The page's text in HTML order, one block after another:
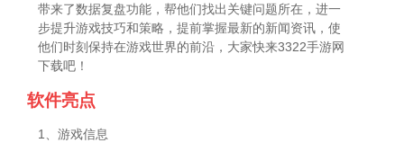
带来了数据复盘功能，帮他们找出关键问题所在，进一
步提升游戏技巧和策略，提前掌握最新的新闻资讯，使
他们时刻保持在游戏世界的前沿，大家快来3322手游网
下载吧！
软件亮点
1、游戏信息